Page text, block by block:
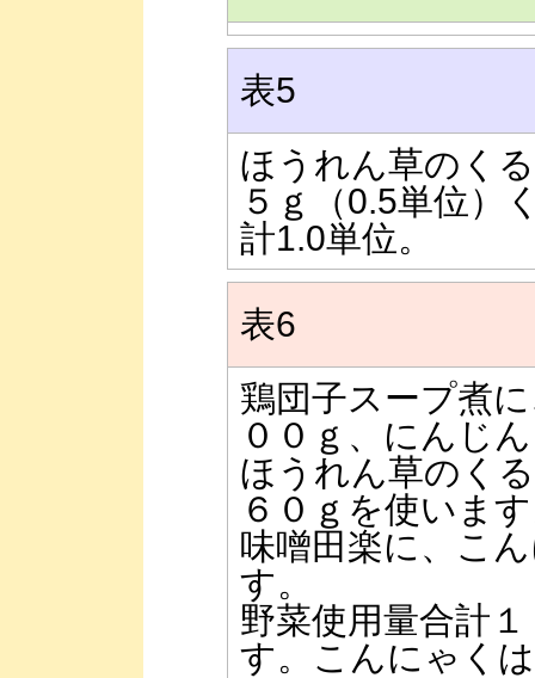
表5
ほうれん草のく
５ｇ（0.5単位）
計1.0単位。
表6
鶏団子スープ煮
００ｇ、にんじ
ほうれん草のく
６０ｇを使いま
味噌田楽に、こ
す。
野菜使用量合計
す。こんにゃく